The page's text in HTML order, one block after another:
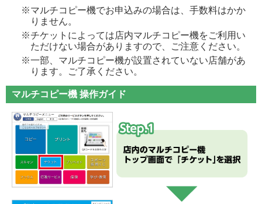
※マルチコピー機でお申込みの場合は、手数料はかか
りません。
※チケットによっては店内マルチコピー機をご利用い
ただけない場合がありますので、ご注意ください。
※一部、マルチコピー機が設置されていない店舗があ
ります。ご了承ください。
マルチコピー機 操作ガイド